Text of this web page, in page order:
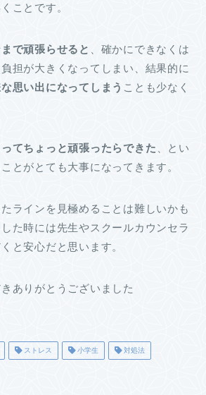
ことです。
で頑張らせる と
、確かにできなくは
担が大きくなってしまい、結果的に
思い出になってしまう ことも少なく
てちょっと頑張ったらできた 、とい
とがとても大事になってきます。
ラインを見極めることは難しいかも
た時には先生やスクールカウンセラ
と安心だと思います。
ありがとうございました
ストレス 小学生 対処法